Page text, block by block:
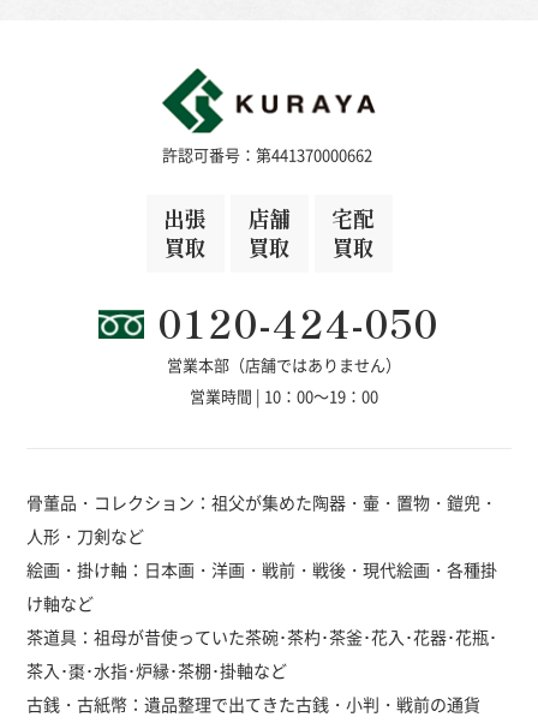
許認可番号：第441370000662
出張
買取
店舗
買取
宅配
買取
0120-424-050
営業本部（店舗ではありません）
営業時間 | 10：00～19：00
骨董品・コレクション：祖父が集めた陶器・壷・置物・鎧兜・
人形・刀剣など
絵画・掛け軸：日本画・洋画・戦前・戦後・現代絵画・各種掛
け軸など
茶道具：祖母が昔使っていた茶碗･茶杓･茶釜･花入･花器･花瓶･
茶入･棗･水指･炉縁･茶棚･掛軸など
古銭・古紙幣：遺品整理で出てきた古銭・小判・戦前の通貨